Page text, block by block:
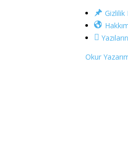
Gizlilik
Okur